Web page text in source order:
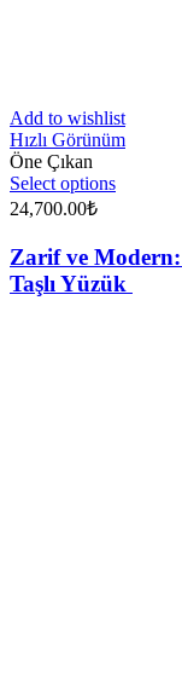
Add to wishlist
Hızlı Görünüm
Öne Çıkan
Select options
24,700.00₺
Zarif ve Modern:
Taşlı Yüzük